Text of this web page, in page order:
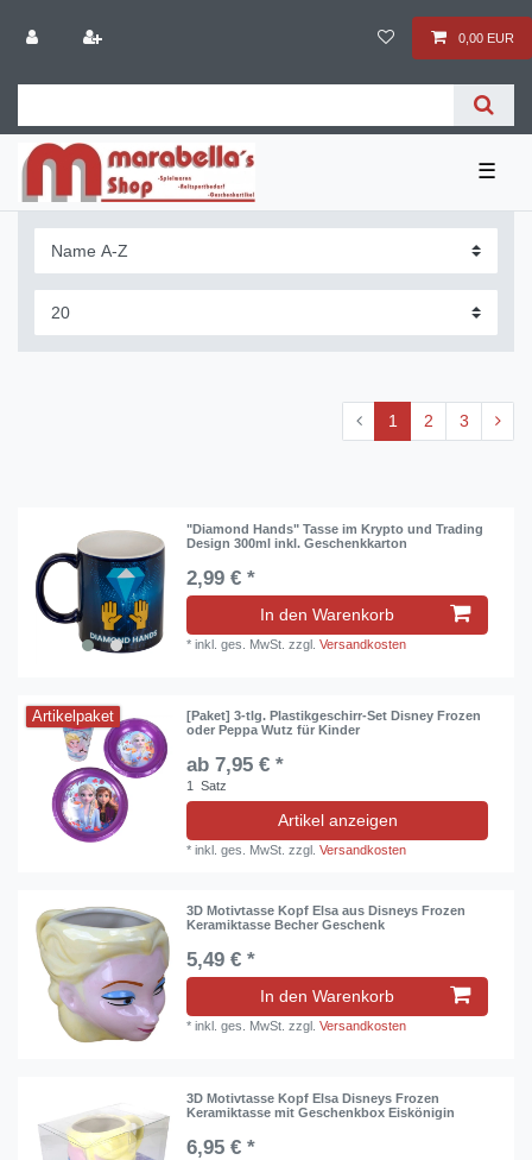
0,00 EUR
☰
1 2 3
"Diamond Hands" Tasse im Krypto und Trading
Design 300ml inkl. Geschenkkarton
2,99 € *
In den Warenkorb
*inkl. ges. MwSt. zzgl.Versandkosten
Artikelpaket
[Paket] 3-tlg. Plastikgeschirr-Set Disney Frozen
oder Peppa Wutz für Kinder
ab 7,95 € *
1 Satz
Artikel anzeigen
*inkl. ges. MwSt. zzgl.Versandkosten
3D Motivtasse Kopf Elsa aus Disneys Frozen
Keramiktasse Becher Geschenk
5,49 € *
In den Warenkorb
*inkl. ges. MwSt. zzgl.Versandkosten
3D Motivtasse Kopf Elsa Disneys Frozen
Keramiktasse mit Geschenkbox Eiskönigin
6,95 € *